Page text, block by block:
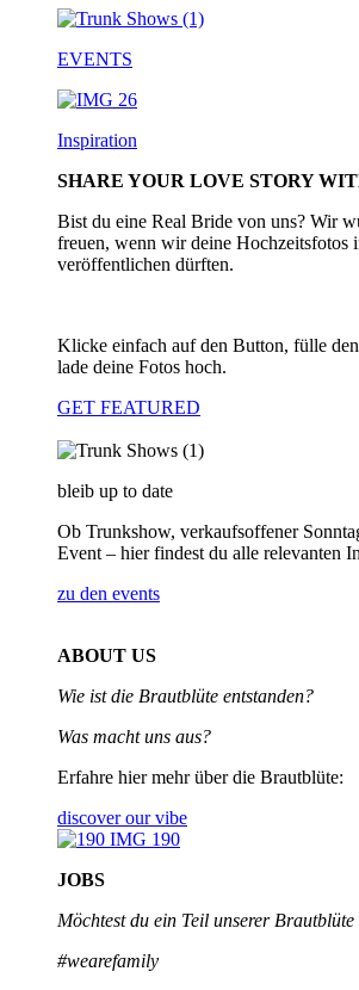
EVENTS
Inspiration
SHARE YOUR LOVE STORY
Bist du eine Real Bride von uns? Wir
freuen, wenn wir deine Hochzeitsfotos
veröffentlichen dürften.
Klicke einfach auf den Button, fülle
lade deine Fotos hoch.
GET FEATURED
bleib up to date
Ob Trunkshow, verkaufsoffener
Event – hier findest du alle relevanten
zu den events
ABOUT US
Wie ist die Brautblüte entstanden?
Was macht uns aus?
Erfahre hier mehr über die Brautblüte:
discover our vibe
JOBS
Möchtest du ein Teil unsererBrautblüte
#wearefamily